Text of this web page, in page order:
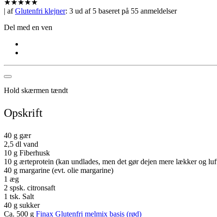
★★★★★
| afGlutenfri klejner: 3 ud af 5 baseret på 55 anmeldelser
Del med en ven
Hold skærmen tændt
Opskrift
40 g gær
2,5 dl vand
10 g Fiberhusk
10 g ærteprotein (kan undlades, men det gør dejen mere lækker og
40 g margarine (evt. olie margarine)
1 æg
2 spsk. citronsaft
1 tsk. Salt
40 g sukker
Ca. 500 g Finax Glutenfri melmix basis (rød)